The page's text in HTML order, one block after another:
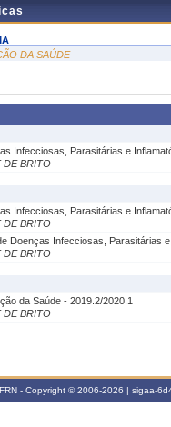
DA SAÚDE
Infecciosas, Parasitárias e
DE BRITO
Infecciosas, Parasitárias e
DE BRITO
Doenças Infecciosas, Parasitárias
DE BRITO
da Saúde - 2019.2/2020.1
DE BRITO
- Copyright © 2006-2026 | sigaa-